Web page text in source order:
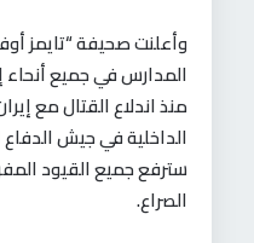
وأعلنت صحيفة “تايمز
المدارس في جميع أنحاء
منذ اندلاع القتال مع
الداخلية في جيش الدفاع
سترفع جميع القيود
الصراع.